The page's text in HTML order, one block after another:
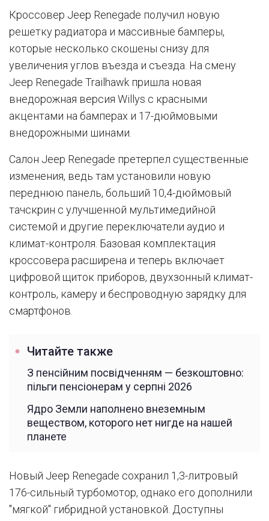
Кроссовер Jeep Renegade получил новую
решетку радиатора и массивные бамперы,
которые несколько скошены снизу для
увеличения углов въезда и съезда. На смену
Jeep Renegade Trailhawk пришла новая
внедорожная версия Willys с красными
акцентами на бамперах и 17-дюймовыми
внедорожными шинами.
Салон Jeep Renegade претерпел существенные
изменения, ведь там установили новую
переднюю панель, больший 10,4-дюймовый
тачскрин с улучшенной мультимедийной
системой и другие переключатели аудио и
климат-контроля. Базовая комплектация
кроссовера расширена и теперь включает
цифровой щиток приборов, двухзонный климат-
контроль, камеру и беспроводную зарядку для
смартфонов.
Читайте также
З пенсійним посвідченням — безкоштовно:
пільги пенсіонерам у серпні 2026
Ядро Земли наполнено внеземным
веществом, которого нет нигде на нашей
планете
Новый Jeep Renegade сохранил 1,3-литровый
176-сильный турбомотор, однако его дополнили
"мягкой" гибридной установкой. Доступны